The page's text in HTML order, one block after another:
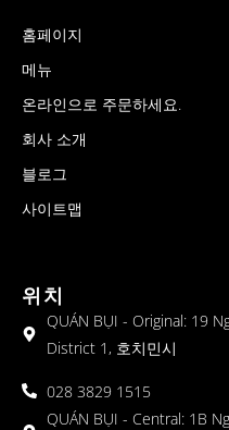
홈페이지
메뉴
온라인으로 주문하세요.
회사 소개
블로그
사이트맵
위치
QUÁN BỤI - Original: 19
District 1, 호치민시
028 3829 1515
QUÁN BỤI - Central: 1B